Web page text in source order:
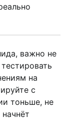
важно не
на
с
тоньше, не